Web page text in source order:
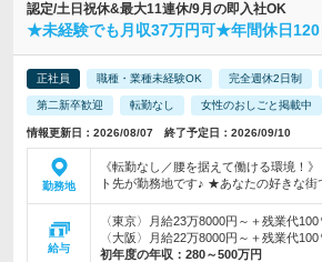
認定/土日祝休&最大11連休/9月の即入社OK
★未経験でも月収37万円可★年間休日
正社員 職種・業種未経験OK 完全週休2日制
第二新卒歓迎 転勤なし 女性のおしごと掲載中
情報更新日：2026/08/07 終了予定日：2026/09/10
勤務地
《転勤なし／腰を据えて働ける環境！
ト先が勤務地です♪ ★あなたの好きな街
給与
〈東京〉月給23万8000円～＋残業代
〈大阪〉月給22万8000円～＋残業代100
初年度の年収： 280～500万円